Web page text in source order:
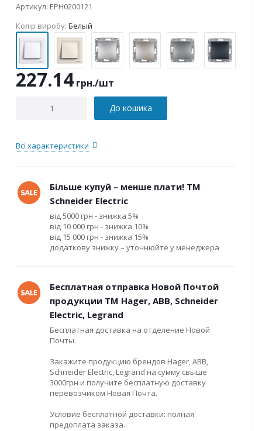
Артикул: EPH0200121
Колір виробу: Белый
227.14 грн./шт
До кошика
Всі характеристики
Більше купуй – менше плати! ТМ
Schneider Electric
від 5000 грн - знижка 5%
від 10 000 грн - знижка 10%
від 15 000 грн - знижка 15%
додаткову знижку – уточнюйте у менеджера
Бесплатная отправка Новой Почтой
продукции ТМ Hager, ABB, Schneider
Electric, Legrand
Бесплатная доставка на отделение Новой
Почты.
Закажите продукцию брендов Hager, ABB,
Schneider Electric, Legrand на сумму свыше
3000грн и получите бесплатную доставку
перевозчиком Новая Почта.
Условие бесплатной доставки: полная
предоплата заказа.